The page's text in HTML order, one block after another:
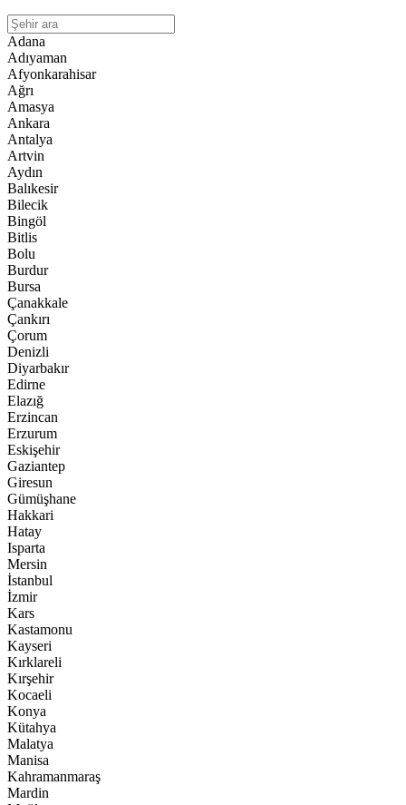
Adana
Adıyaman
Afyonkarahisar
Ağrı
Amasya
Ankara
Antalya
Artvin
Aydın
Balıkesir
Bilecik
Bingöl
Bitlis
Bolu
Burdur
Bursa
Çanakkale
Çankırı
Çorum
Denizli
Diyarbakır
Edirne
Elazığ
Erzincan
Erzurum
Eskişehir
Gaziantep
Giresun
Gümüşhane
Hakkari
Hatay
Isparta
Mersin
İstanbul
İzmir
Kars
Kastamonu
Kayseri
Kırklareli
Kırşehir
Kocaeli
Konya
Kütahya
Malatya
Manisa
Kahramanmaraş
Mardin